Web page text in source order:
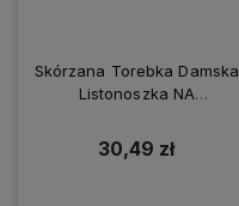
Skórzana Torebka Damska
Listonoszka NA
30,49 zł